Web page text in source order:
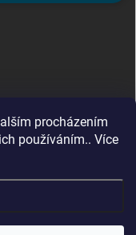
procházením
používáním.. Více